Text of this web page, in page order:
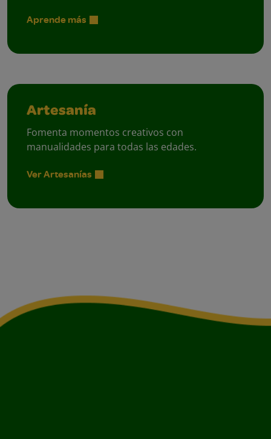
Aprende más
Artesanía
Fomenta momentos creativos con
manualidades para todas las edades.
Ver Artesanías